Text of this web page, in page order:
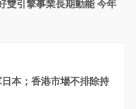
雙引擎事業長期動能 今年
本；香港市場不排除持